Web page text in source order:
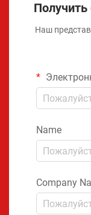
Наш
Name
Company